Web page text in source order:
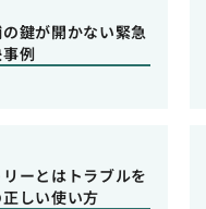
鍵が開かない緊急
例
ーとはトラブルを
しい使い方